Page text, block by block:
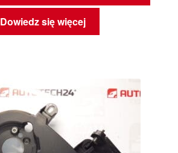
Dowiedz się więcej